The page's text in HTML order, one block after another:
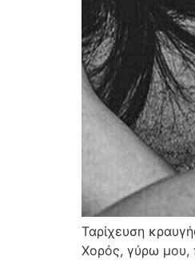
Ταρίχευση
Χορός, γύρω μου,